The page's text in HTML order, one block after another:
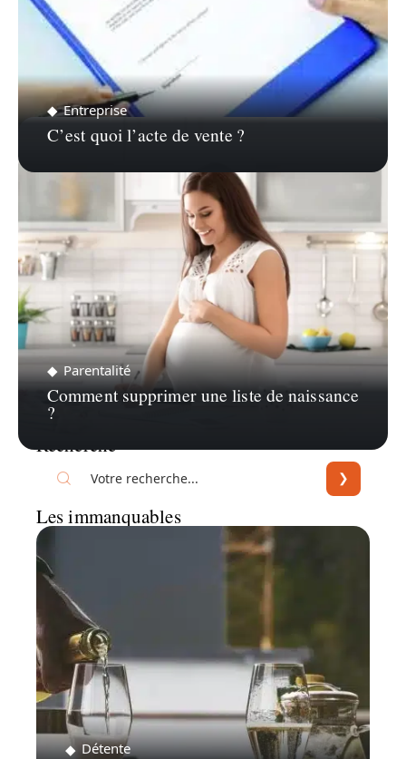
Entreprise
C’est quoi l’acte de vente ?
Parentalité
Comment supprimer une liste de naissance
?
Recherche
Les immanquables
Détente